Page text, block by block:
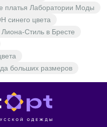
платья Лаборатории Моды
синего цвета
Стиль в Бресте
больших размеров